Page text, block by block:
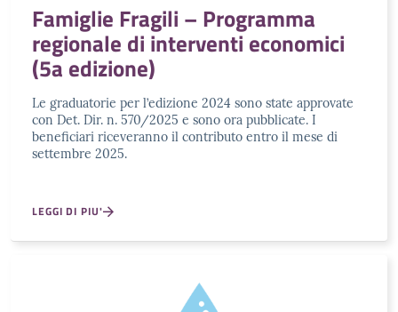
Famiglie Fragili – Programma
regionale di interventi economici
(5a edizione)
Le graduatorie per l’edizione 2024 sono state approvate
con Det. Dir. n. 570/2025 e sono ora pubblicate. I
beneficiari riceveranno il contributo entro il mese di
settembre 2025.
LEGGI DI PIU'